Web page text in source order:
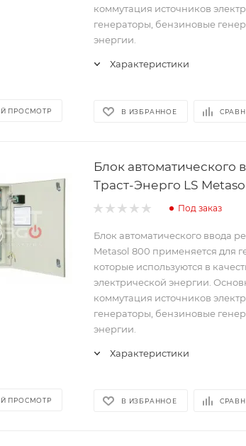
ПРОСМОТР
коммутация источников
генераторы, бензиновые
энергии.
Характеристики
В ИЗБРАННОЕ
ПРОСМОТР
Блок автоматического
Траст-Энерго LS
Под заказ
Блок автоматического ввода
Metasol 800 применяется для
которые используются в
электрической энергии.
коммутация источников
генераторы, бензиновые
энергии.
Характеристики
В ИЗБРАННОЕ